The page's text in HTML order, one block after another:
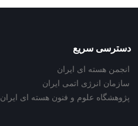
دسترسی سریع
انجمن هسته ای ایران
سازمان انرژی اتمی ایران
پژوهشگاه علوم و فنون هسته ای ایران